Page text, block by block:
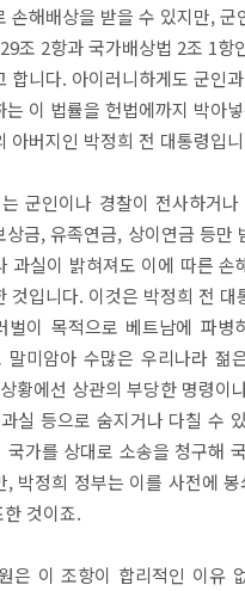
손해배상을 받을 수 있지만, 군
조 2항과 국가배상법 2조 1항
합니다. 아이러니하게도 군인
는 이 법률을 헌법에까지 박아
아버지인 박정희 전 대통령입
군인이나 경찰이 전사하거
상금, 유족연금, 상이연금 등만
과실이 밝혀져도 이에 따른 손
것입니다. 이것은 박정희 전 대
벌이 목적으로 베트남에 파병
말미암아 수많은 우리나라 젊
황에선 상관의 부당한 명령이
실 등으로 숨지거나 다칠 수
국가를 상대로 소송을 청구해
, 박정희 정부는 이를 사전에
것이죠.
은 이 조항이 합리적인 이유